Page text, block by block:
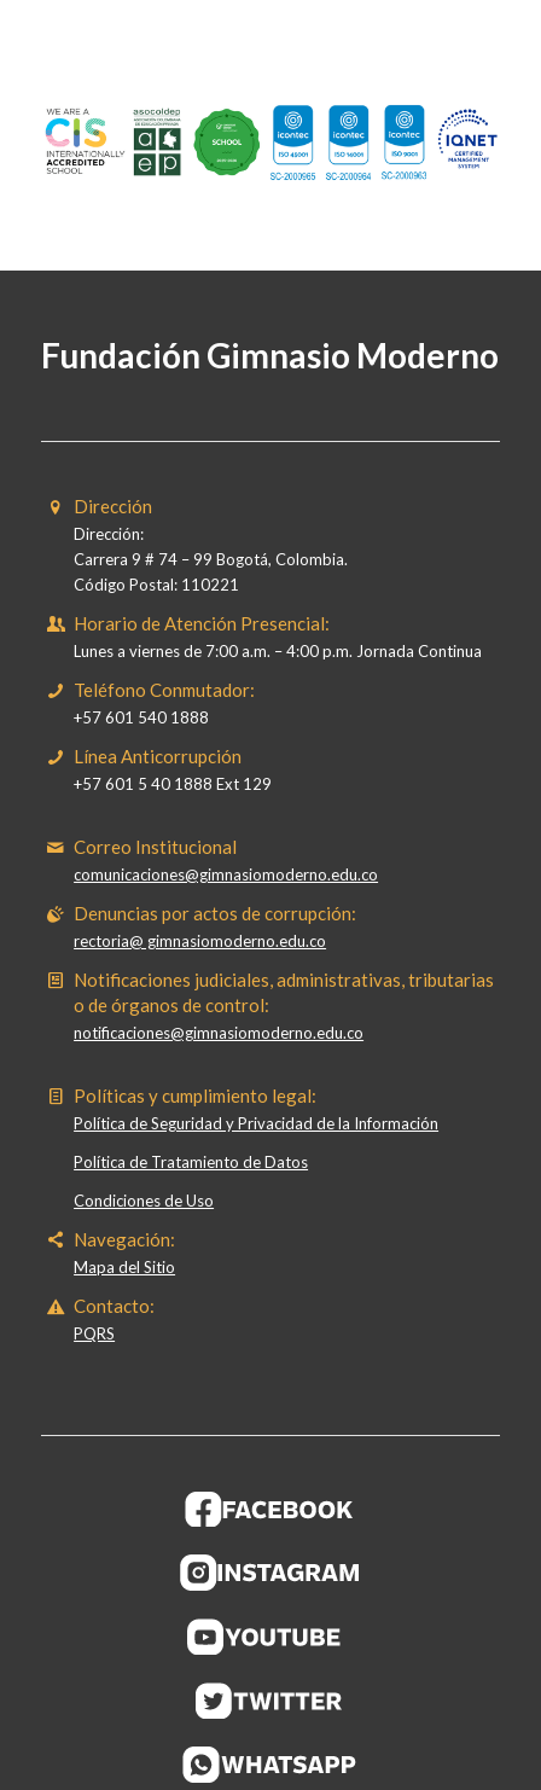
Fundación Gimnasio Moderno
Dirección
Dirección:
Carrera 9 # 74 – 99 Bogotá, Colombia.
Código Postal: 110221
Horario de Atención Presencial:
Lunes a viernes de 7:00 a.m. – 4:00 p.m. Jornada Continua
Teléfono Conmutador:
+57 601 540 1888
Línea Anticorrupción
+57 601 5 40 1888 Ext 129
Correo Institucional
comunicaciones@gimnasiomoderno.edu.co
Denuncias por actos de corrupción:
rectoria@ gimnasiomoderno.edu.co
Notificaciones judiciales, administrativas, tributarias
o de órganos de control:
notificaciones@gimnasiomoderno.edu.co
Políticas y cumplimiento legal:
Política de Seguridad y Privacidad de la Información
Política de Tratamiento de Datos
Condiciones de Uso
Navegación:
Mapa del Sitio
Contacto:
PQRS